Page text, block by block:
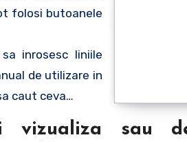
folosi butoanele
inrosesc liniile
de utilizare in
caut ceva…
sau